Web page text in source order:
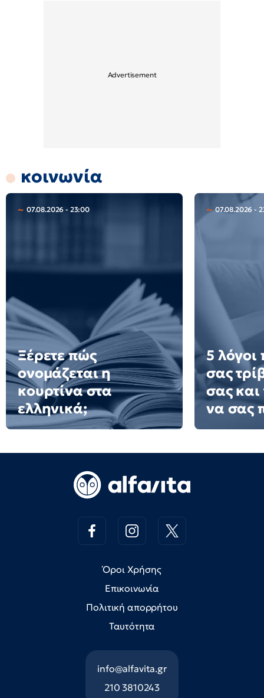
κοινωνία
07.08.2026 - 23:00
Ξέρετε πώς
ονομάζεται η
κουρτίνα στα
ελληνικά;
07.08.2026 -
5
σας
σας και
να σας
Όροι Χρήσης
Επικοινωνία
Πολιτική απορρήτου
Ταυτότητα
info@alfavita.gr
210 3810243